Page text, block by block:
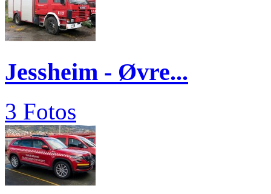
Jessheim - Øvre...
3 Fotos